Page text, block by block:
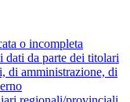
o incompleta
dati da parte dei titolari
di amministrazione, di